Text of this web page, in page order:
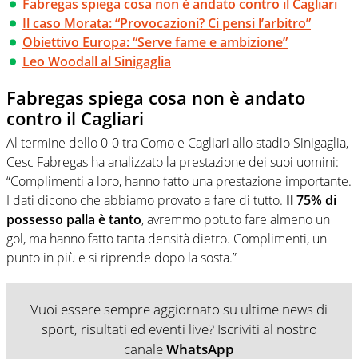
Fabregas spiega cosa non è andato contro il Cagliari
Il caso Morata: “Provocazioni? Ci pensi l’arbitro”
Obiettivo Europa: “Serve fame e ambizione”
Leo Woodall al Sinigaglia
Fabregas spiega cosa non è andato
contro il Cagliari
Al termine dello 0-0 tra Como e Cagliari allo stadio Sinigaglia,
Cesc Fabregas ha analizzato la prestazione dei suoi uomini:
“Complimenti a loro, hanno fatto una prestazione importante.
I dati dicono che abbiamo provato a fare di tutto. Il 75% di
possesso palla è tanto, avremmo potuto fare almeno un
gol, ma hanno fatto tanta densità dietro. Complimenti, un
punto in più e si riprende dopo la sosta.”
Vuoi essere sempre aggiornato su ultime news di
sport, risultati ed eventi live? Iscriviti al nostro
canaleWhatsApp